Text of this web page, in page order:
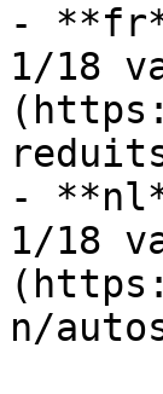
-
1/18
-
1/18
n/